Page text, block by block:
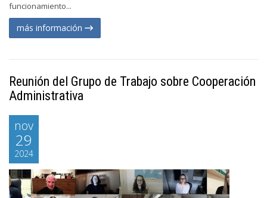
funcionamiento...
más información
Reunión del Grupo de Trabajo sobre Cooperación
Administrativa
nov
29
2024